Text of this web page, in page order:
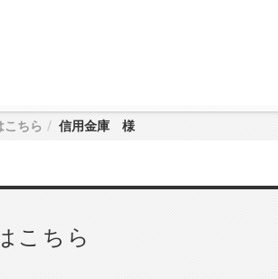
こちら 信用金庫 様
こちら